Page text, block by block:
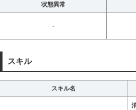
状態異常
-
スキル
スキル名